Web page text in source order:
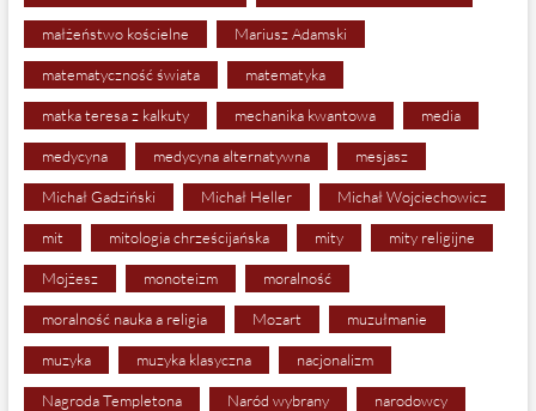
małżeństwo kościelne Mariusz Adamski
matematyczność świata matematyka
matka teresa z kalkuty mechanika kwantowa media
medycyna medycyna alternatywna mesjasz
Michał Gadziński Michał Heller Michał Wojciechowicz
mit mitologia chrześcijańska mity mity religijne
Mojżesz monoteizm moralność
moralność nauka a religia Mozart muzułmanie
muzyka muzyka klasyczna nacjonalizm
Nagroda Templetona Naród wybrany narodowcy